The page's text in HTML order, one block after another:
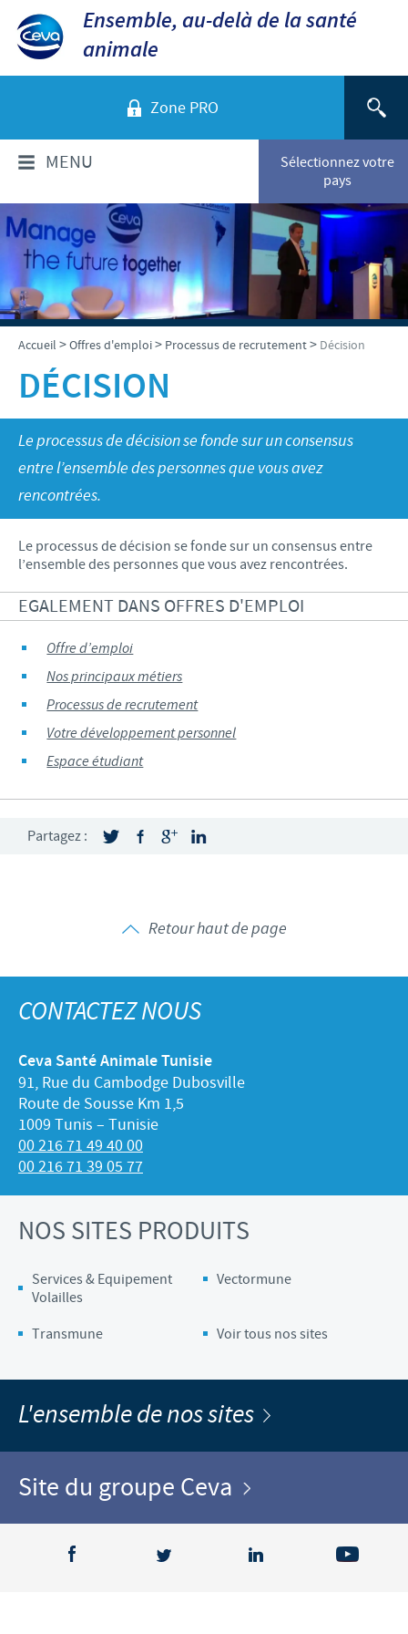
Ensemble, au-delà de la santé
animale
Zone PRO
Sélectionnez votre
pays
MENU
QUI SOMMES-NOUS?
Aperçu de la société
Ceva dans le monde
Ceva Santé Animale Tunisie
Production
Recherche et développement
Nos valeurs
Notre mission
LE PROGRAMME ETHIQUE ET CONFORMITÉ DU
SYSTÈME D'ALERTE
PRODUITS
Volailles
Ovins - Caprins
Animaux de Compagnie
ACTUALITÉS ET MÉDIA
Ceva News
ACTUS
Nos vidéos
RESPONSABILITÉS
Importance de la responsabilité
Programmes de soutien internationaux
Partenariats scientifiques
Partenariats professionnels
Programmes terrain
OFFRES D'EMPLOI
Offre d’emploi
Nos principaux métiers
Processus de recrutement
Votre développement personnel
Espace étudiant
BLUE LINKS
Privilèges Blue links
S'inscrire
CONTACT
Accueil >Offres d'emploi> Processus de recrutement> Décision
DÉCISION
Le processus de décision se fonde sur un consensus
entre l’ensemble des personnes que vous avez
rencontrées.
Le processus de décision se fonde sur un consensus entre
l’ensemble des personnes que vous avez rencontrées.
EGALEMENT DANS OFFRES D'EMPLOI
Offre d’emploi
Nos principaux métiers
Processus de recrutement
Votre développement personnel
Espace étudiant
Partagez :
Retour haut de page
CONTACTEZ NOUS
Ceva Santé Animale Tunisie
91, Rue du Cambodge Dubosville
Route de Sousse Km 1,5
1009 Tunis – Tunisie
00 216 71 49 40 00
00 216 71 39 05 77
NOS SITES PRODUITS
Services & Equipement
Volailles
Vectormune
Transmune Voir tous nos sites
L'ensemble de nos sites
Site du groupe Ceva